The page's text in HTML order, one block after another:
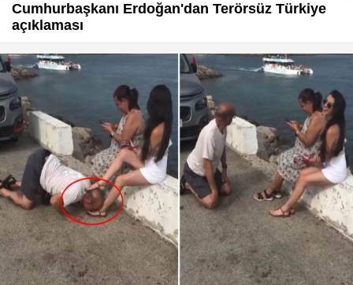
Cumhurbaşkanı Erdoğan'dan Terörsüz Türkiye
açıklaması